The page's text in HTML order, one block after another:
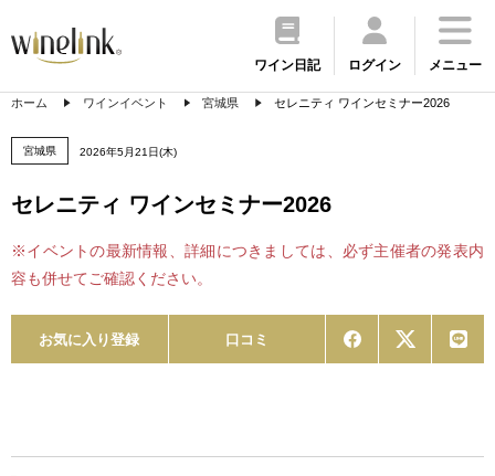
ワイン日記 ログイン メニュー
ホーム ワインイベント 宮城県 セレニティ ワインセミナー2026
宮城県 2026年5月21日(木)
セレニティ ワインセミナー2026
※イベントの最新情報、詳細につきましては、必ず主催者の発表内
容も併せてご確認ください。
お気に入り登録 口コミ